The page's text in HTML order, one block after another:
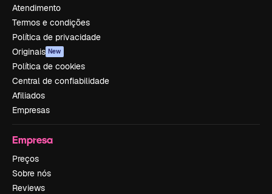
Atendimento
Termos e condições
Política de privacidade
Originais New
Política de cookies
Central de confiabilidade
Afiliados
Empresas
Empresa
Preços
Sobre nós
Reviews